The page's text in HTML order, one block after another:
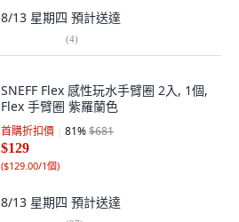
8/13 星期四 預計送達
(4)
SNEFF Flex 感性玩水手臂圈 2入, 1個,
Flex 手臂圈 紫羅蘭色
首購折扣價 81%$681
$129
($129.00/1個)
8/13 星期四 預計送達